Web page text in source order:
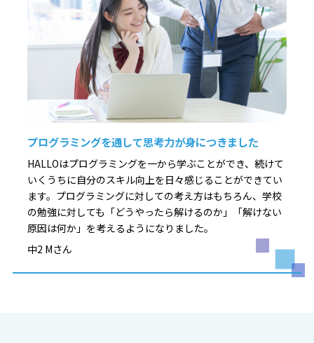
プログラミングを通して思考力が身につきました
HALLOはプログラミングを一から学ぶことができ、続けて
いくうちに自分のスキル向上を日々感じることができてい
ます。プログラミングに対しての考え方はもちろん、学校
の勉強に対しても「どうやったら解けるのか」「解けない
原因は何か」を考えるようになりました。
中2 Mさん